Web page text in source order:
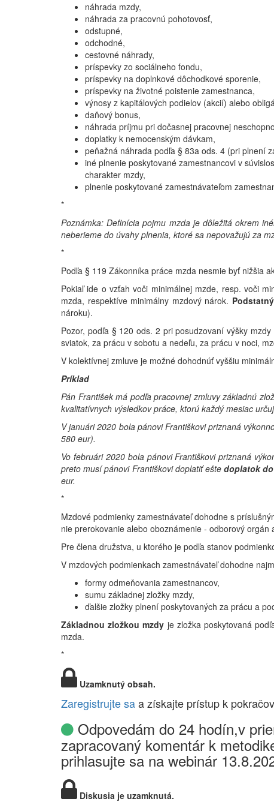
náhrada mzdy,
náhrada za pracovnú pohotovosť,
odstupné,
odchodné,
cestovné náhrady,
príspevky zo sociálneho fondu,
príspevky na doplnkové dôchodkové sporenie,
príspevky na životné poistenie zamestnanca,
výnosy z kapitálových podielov (akcií) alebo
daňový bonus,
náhrada príjmu pri dočasnej pracovnej
doplatky k nemocenským dávkam,
peňažná náhrada podľa § 83a ods. 4 (pri plnení
iné plnenie poskytované zamestnancovi v
charakter mzdy,
plnenie poskytované zamestnávateľom
*
Poznámka: Definícia pojmu mzda je dôležitá okrem
neberieme do úvahy plnenia, ktoré sa nepovažujú za
*
Podľa § 119 Zákonníka práce mzda nesmie byť nižšia
Pokiaľ ide o vzťah voči minimálnej mzde, resp. voči
mzda, respektíve minimálny mzdový nárok.
nároku).
Pozor, podľa § 120 ods. 2 pri posudzovaní výšky
sviatok, za prácu v sobotu a nedeľu, za prácu v noci,
V kolektívnej zmluve je možné dohodnúť vyššiu
Príklad
Pán František má podľa pracovnej zmluvy základnú
kvalitatívnych výsledkov práce, ktorú každý mesiac
V januári 2020 bola pánovi Františkovi priznaná
580 eur).
Vo februári 2020 bola pánovi Františkovi priznaná
preto musí pánovi Františkovi doplatiť eštedoplatok
eur.
*
Mzdové podmienky zamestnávateľ dohodne s
nie prerokovanie alebo oboznámenie - odborový
Pre člena družstva, u ktorého je podľa stanov
V mzdových podmienkach zamestnávateľ dohodne
formy odmeňovania zamestnancov,
sumu základnej zložky mzdy,
ďalšie zložky plnení poskytovaných za prácu a
Základnou zložkou mzdy je zložka poskytovaná
mzda.
*
Uzamknutý obsah.
Zaregistrujte saa získajte prístup k
Odpovedám do 24 hodín,v
zapracovaný komentár k
prihlasujte sa na webinár
Diskusia je uzamknutá.